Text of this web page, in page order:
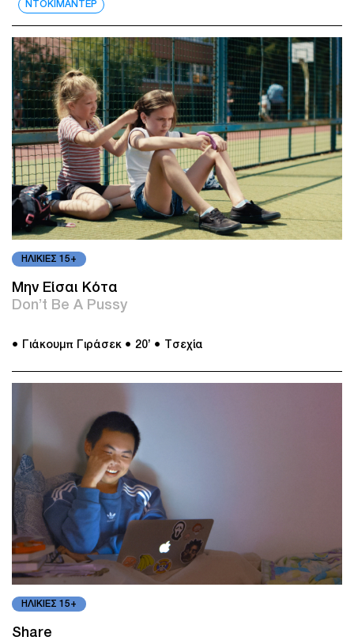
ΝΤΟΚΙΜΑΝΤΕΡ
ΗΛΙΚΙΕΣ 15+
Μην Είσαι Κότα
Don’t Be A Pussy
● Γιάκουμπ Γιράσεκ ● 20’ ● Τσεχία
ΗΛΙΚΙΕΣ 15+
Share